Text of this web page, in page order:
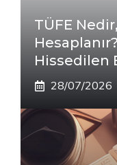
TÜFE
Hissedilen
28/07/2026